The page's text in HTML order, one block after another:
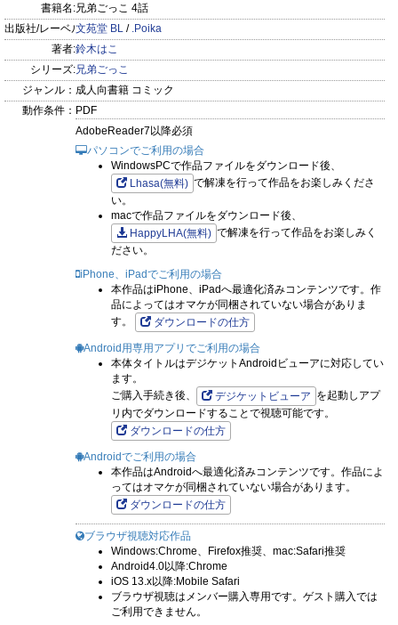
書籍名:兄弟ごっこ 4話
出版社/レーベル:文苑堂 BL / .Poika
著者:鈴木はこ
シリーズ:兄弟ごっこ
ジャンル： 成人向書籍 コミック
動作条件： PDF
AdobeReader7以降必須
パソコンでご利用の場合
WindowsPCで作品ファイルをダウンロード後、
Lhasa(無料) で解凍を行って作品をお楽しみくださ
い。
macで作品ファイルをダウンロード後、
HappyLHA(無料) で解凍を行って作品をお楽しみく
ださい。
iPhone、iPadでご利用の場合
本作品はiPhone、iPadへ最適化済みコンテンツです。作
品によってはオマケが同梱されていない場合がありま
す。
ダウンロードの仕方
Android用専用アプリでご利用の場合
本体タイトルはデジケットAndroidビューアに対応してい
ます。
ご購入手続き後、
デジケットビューア を起動しアプ
リ内でダウンロードすることで視聴可能です。
ダウンロードの仕方
Androidでご利用の場合
本作品はAndroidへ最適化済みコンテンツです。作品によ
ってはオマケが同梱されていない場合があります。
ダウンロードの仕方
ブラウザ視聴対応作品
Windows:Chrome、Firefox推奨、mac:Safari推奨
Android4.0以降:Chrome
iOS 13.x以降:Mobile Safari
ブラウザ視聴はメンバー購入専用です。ゲスト購入では
ご利用できません。